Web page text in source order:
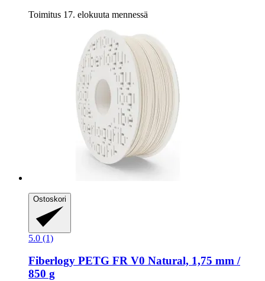
Toimitus 17. elokuuta mennessä
Ostoskori
5.0 (1)
Fiberlogy PETG FR V0 Natural, 1,75 mm /
850 g